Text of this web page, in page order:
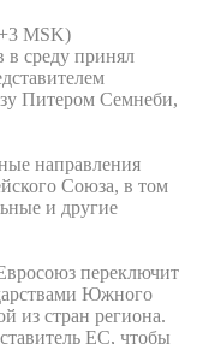
MSK)
среду принял
Питером Семнеби,
направления
Союза, в том
и другие
переключит
Южного
из стран региона.
ЕС, чтобы